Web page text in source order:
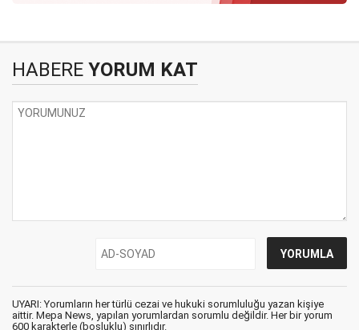
HABERE YORUM KAT
UYARI: Yorumların her türlü cezai ve hukuki sorumluluğu yazan kişiye
aittir. Mepa News, yapılan yorumlardan sorumlu değildir. Her bir yorum
600 karakterle (boşluklu) sınırlıdır.